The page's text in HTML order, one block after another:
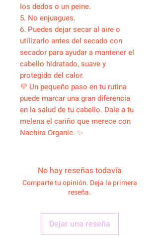
los dedos o un peine.
5. No enjuagues.
6. Puedes dejar secar al aire o
utilizarlo antes del secado con
secador para ayudar a mantener el
cabello hidratado, suave y
protegido del calor.
💜 Un pequeño paso en tu rutina
puede marcar una gran diferencia
en la salud de tu cabello. Dale a tu
melena el cariño que merece con
Nachira Organic. ✨
No hay reseñas todavía
Comparte tu opinión. Deja la primera
reseña.
Dejar una reseña